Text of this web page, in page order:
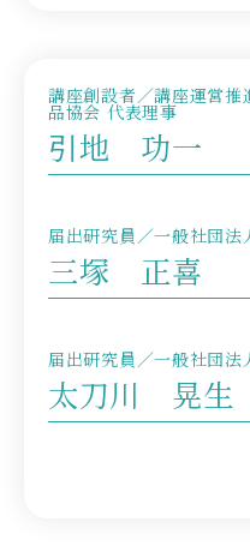
講座創設者／講座運営
品協会 代表理事
引地 功一
届出研究員／一般社団
三塚 正喜
届出研究員／一般社団
太刀川 晃生